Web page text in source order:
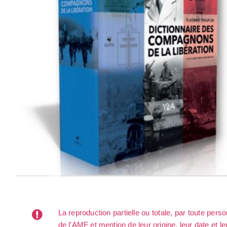
La reproduction partielle ou totale, par toute
de l'AMF et mention de leur origine, leur date et